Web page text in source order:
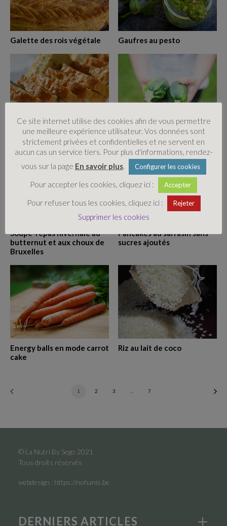
Galette des rois végétale Gaufres au pesto
Cake salé Tarte fine
Soupe-repas hivernale au
butternut et aux choux de
Bruxelles
Pancakes au sarrasin sans
sucres ajoutés
Energy balls en mode carrot
cake
Riz au lait de coco
1 2 3 7
© La Nutri By Sego 2021
Tous droits réservés
webdesign : https://nohanis.be
DERNIERS ARTICLES
Ce site internet utilise des cookies afin de vous permettre
une meilleure expérience utilisateur. Vos données sont
strictement privées et confidentielles et ne servent en
aucun cas un service tiers. Pour plus d'informations, rendez-
vous sur la page En savoir plus. Configurer les cookies
Pour accepter les cookies, cliquez ici : Accepter
Pour refuser tous les cookies, cliquez ici : Rejeter
Supprimer les cookies